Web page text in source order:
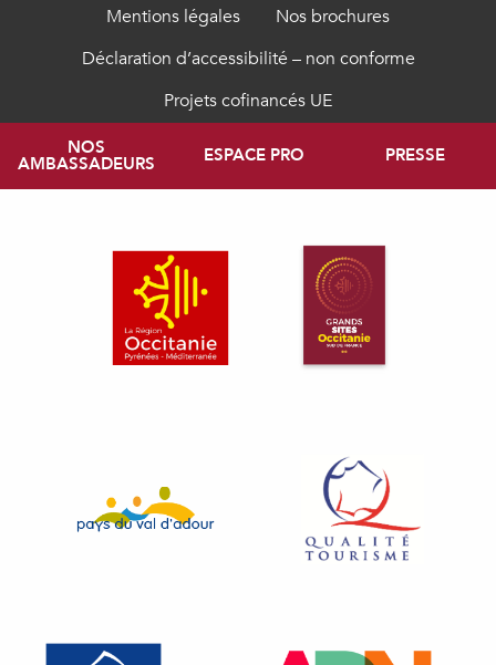
Mentions légales
Nos brochures
Déclaration d’accessibilité – non conforme
Projets cofinancés UE
NOS
AMBASSADEURS ESPACE PRO PRESSE